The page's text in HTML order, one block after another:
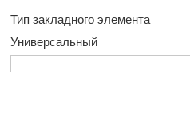
Тип закладного элемента
Универсальный